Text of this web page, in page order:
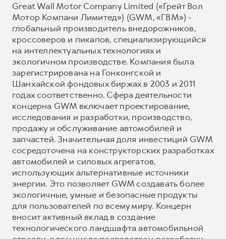
Great Wall Motor Company Limited («Грейт Вол
Мотор Компани Лимитед») (GWM, «ГВМ») -
глобальный производитель внедорожников,
кроссоверов и пикапов, специализирующийся
на интеллектуальных технологиях и
экологичном производстве. Компания была
зарегистрирована на Гонконгской и
Шанхайской фондовых биржах в 2003 и 2011
годах соответственно. Сфера деятельности
концерна GWM включает проектирование,
исследования и разработки, производство,
продажу и обслуживание автомобилей и
запчастей. Значительная доля инвестиций GWM
сосредоточена на конструкторских разработках
автомобилей и силовых агрегатов,
использующих альтернативные источники
энергии. Это позволяет GWM создавать более
экологичные, умные и безопасные продукты
для пользователей по всему миру. Концерн
вносит активный вклад в создание
технологического ландшафта автомобильной